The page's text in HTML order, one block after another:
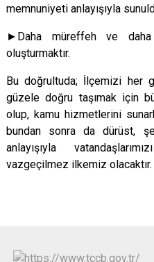
memnuniyeti anlayışıyla
►Daha müreffeh ve daha
oluşturmaktır.
Bu doğrultuda; İlçemizi her
güzele doğru taşımak için
olup, kamu hizmetlerini
bundan sonra da dürüst,
anlayışıyla
vazgeçilmez ilkemiz olacaktır.